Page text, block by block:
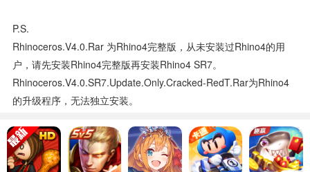
P.s.
Rhinoceros.v4.0.rar 为Rhino4完整版，从未安装过Rhino4的用
户，请先安装Rhino4完整版再安装Rhino4 SR7。
Rhinoceros.v4.0.SR7.Update.Only.Cracked-RedT.rar为Rhino4
的升级程序，无法独立安装。